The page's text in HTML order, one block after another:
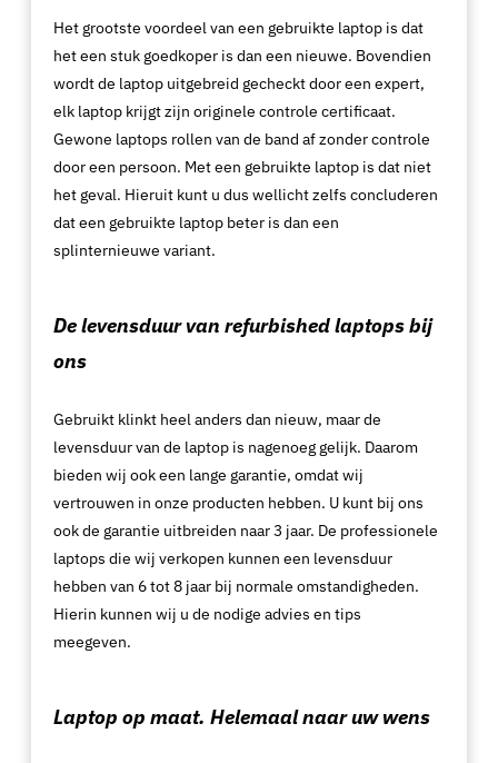
Het grootste voordeel van een gebruikte laptop is dat
het een stuk goedkoper is dan een nieuwe. Bovendien
wordt de laptop uitgebreid gecheckt door een expert,
elk laptop krijgt zijn originele controle certificaat.
Gewone laptops rollen van de band af zonder controle
door een persoon. Met een gebruikte laptop is dat niet
het geval. Hieruit kunt u dus wellicht zelfs concluderen
dat een gebruikte laptop beter is dan een
splinternieuwe variant.
De levensduur van refurbished laptops bij
ons
Gebruikt klinkt heel anders dan nieuw, maar de
levensduur van de laptop is nagenoeg gelijk. Daarom
bieden wij ook een lange garantie, omdat wij
vertrouwen in onze producten hebben. U kunt bij ons
ook de garantie uitbreiden naar 3 jaar. De professionele
laptops die wij verkopen kunnen een levensduur
hebben van 6 tot 8 jaar bij normale omstandigheden.
Hierin kunnen wij u de nodige advies en tips
meegeven.
Laptop op maat. Helemaal naar uw wens